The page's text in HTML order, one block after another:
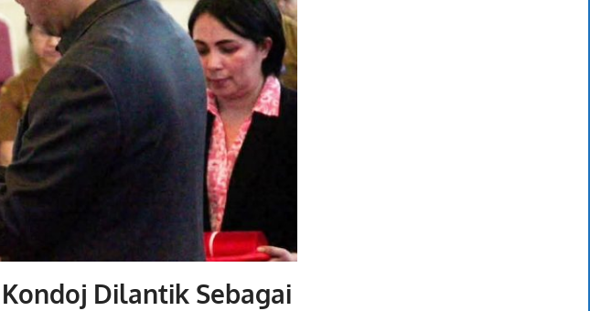
Dilantik Sebagai